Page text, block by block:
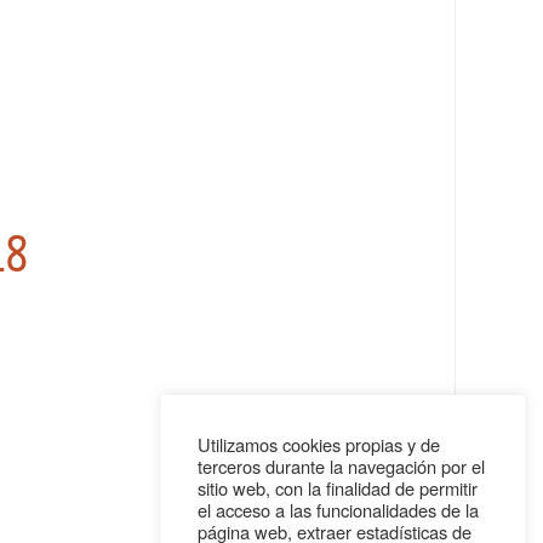
Utilizamos cookies propias y de
terceros durante la navegación por el
sitio web, con la finalidad de permitir
el acceso a las funcionalidades de la
página web, extraer estadísticas de